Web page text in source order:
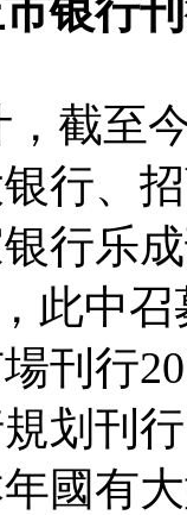
银行
，截至
行、
行乐
此中
刊行
划刊
國有